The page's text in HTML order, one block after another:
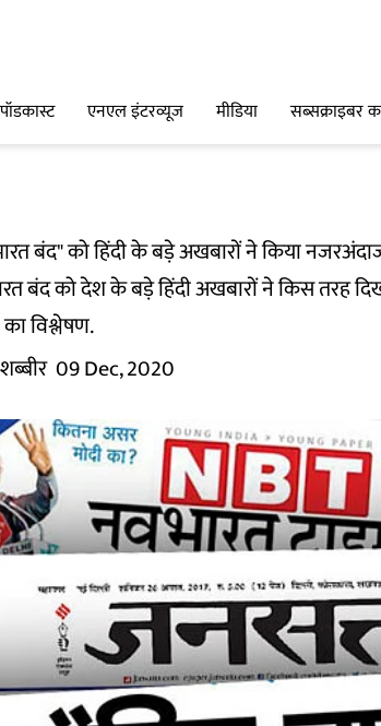
पॉडकास्ट एनएल इंटरव्यूज मीडिया सब्सक्राइबर
बंद" को हिंदी के बड़े अखबारों ने किया
बंद को देश के बड़े हिंदी अखबारों ने किस तरह
विश्लेषण.
09 Dec, 2020